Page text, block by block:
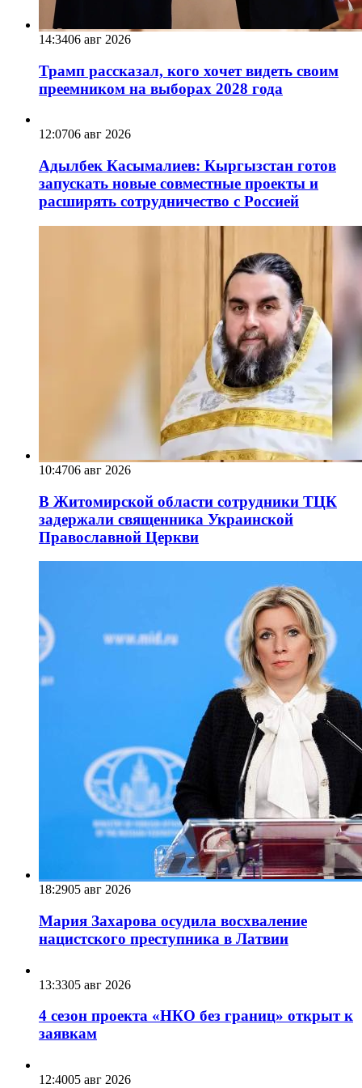
14:3406 авг 2026
Трамп рассказал, кого хочет видеть своим
преемником на выборах 2028 года
12:0706 авг 2026
Адылбек Касымалиев: Кыргызстан готов
запускать новые совместные проекты и
расширять сотрудничество с Россией
10:4706 авг 2026
В Житомирской области сотрудники ТЦК
задержали священника Украинской
Православной Церкви
18:2905 авг 2026
Мария Захарова осудила восхваление
нацистского преступника в Латвии
13:3305 авг 2026
4 сезон проекта «НКО без границ» открыт к
заявкам
12:4005 авг 2026